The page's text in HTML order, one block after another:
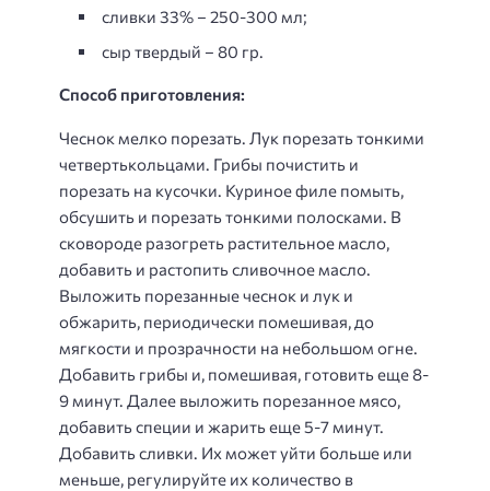
сливки 33% – 250-300 мл;
сыр твердый – 80 гр.
Способ приготовления:
Чеснок мелко порезать. Лук порезать тонкими
четвертькольцами. Грибы почистить и
порезать на кусочки. Куриное филе помыть,
обсушить и порезать тонкими полосками. В
сковороде разогреть растительное масло,
добавить и растопить сливочное масло.
Выложить порезанные чеснок и лук и
обжарить, периодически помешивая, до
мягкости и прозрачности на небольшом огне.
Добавить грибы и, помешивая, готовить еще 8-
9 минут. Далее выложить порезанное мясо,
добавить специи и жарить еще 5-7 минут.
Добавить сливки. Их может уйти больше или
меньше, регулируйте их количество в